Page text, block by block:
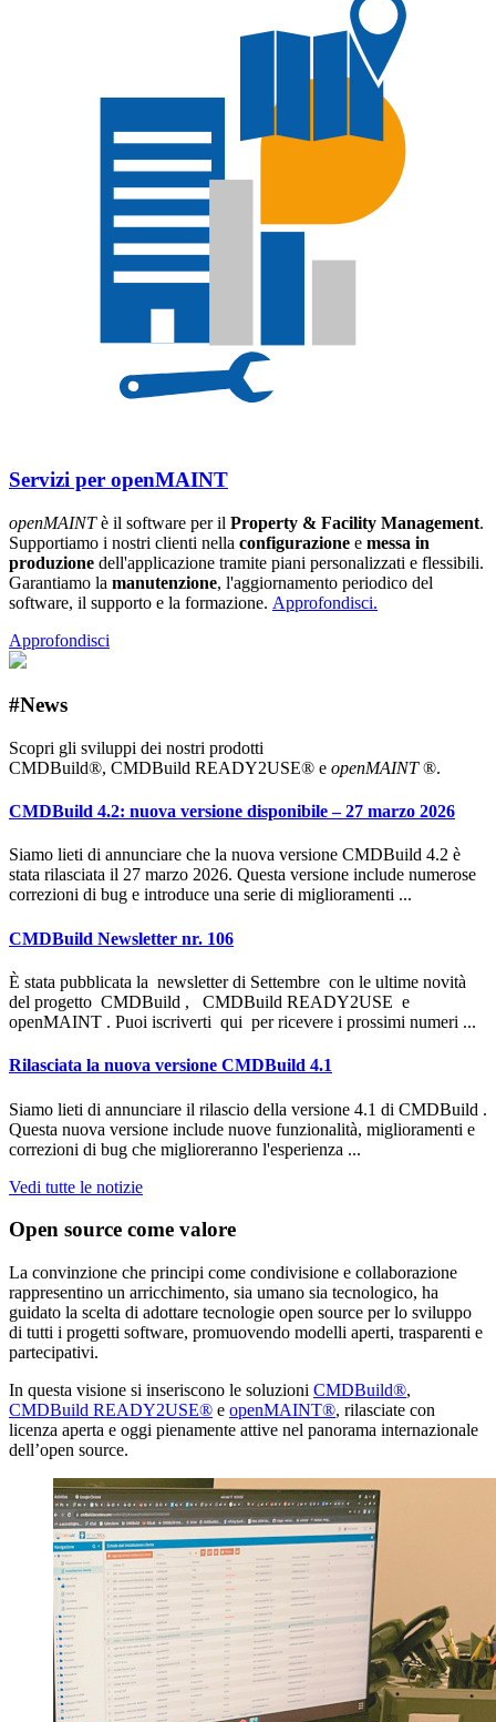
Servizi per openMAINT
openMAINTè il software per il Property & Facility Management.
Supportiamo i nostri clienti nella configurazione e messa in
produzione dell'applicazione tramite piani personalizzati e flessibili.
Garantiamo la manutenzione, l'aggiornamento periodico del
software, il supporto e la formazione. Approfondisci.
Approfondisci
#News
Scopri gli sviluppi dei nostri prodotti
CMDBuild®, CMDBuild READY2USE® e openMAINT®.
CMDBuild 4.2: nuova versione disponibile – 27 marzo 2026
Siamo lieti di annunciare che la nuova versione CMDBuild 4.2 è
stata rilasciata il 27 marzo 2026. Questa versione include numerose
correzioni di bug e introduce una serie di miglioramenti ...
CMDBuild Newsletter nr. 106
È stata pubblicata la newsletter di Settembre con le ultime novità
del progetto CMDBuild , CMDBuild READY2USE e
openMAINT . Puoi iscriverti qui per ricevere i prossimi numeri ...
Rilasciata la nuova versione CMDBuild 4.1
Siamo lieti di annunciare il rilascio della versione 4.1 di CMDBuild .
Questa nuova versione include nuove funzionalità, miglioramenti e
correzioni di bug che miglioreranno l'esperienza ...
Vedi tutte le notizie
Open source come valore
La convinzione che principi come condivisione e collaborazione
rappresentino un arricchimento, sia umano sia tecnologico, ha
guidato la scelta di adottare tecnologie open source per lo sviluppo
di tutti i progetti software, promuovendo modelli aperti, trasparenti e
partecipativi.
In questa visione si inseriscono le soluzioni CMDBuild®,
CMDBuild READY2USE® e openMAINT®, rilasciate con
licenza aperta e oggi pienamente attive nel panorama internazionale
dell’open source.